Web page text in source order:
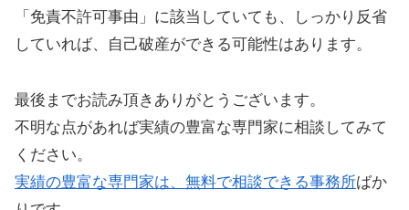
「免責不許可事由」に該当していても、しっかり反省
していれば、自己破産ができる可能性はあります。
最後までお読み頂きありがとうございます。
不明な点があれば実績の豊富な専門家に相談してみて
ください。
実績の豊富な専門家は、無料で相談できる事務所ばか